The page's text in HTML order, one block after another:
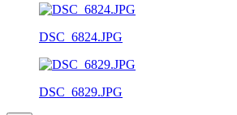
DSC_6824.JPG
DSC_6829.JPG